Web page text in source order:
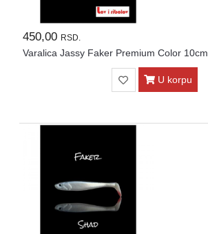
450,00 RSD.
Varalica Jassy Faker Premium Color
U korpu